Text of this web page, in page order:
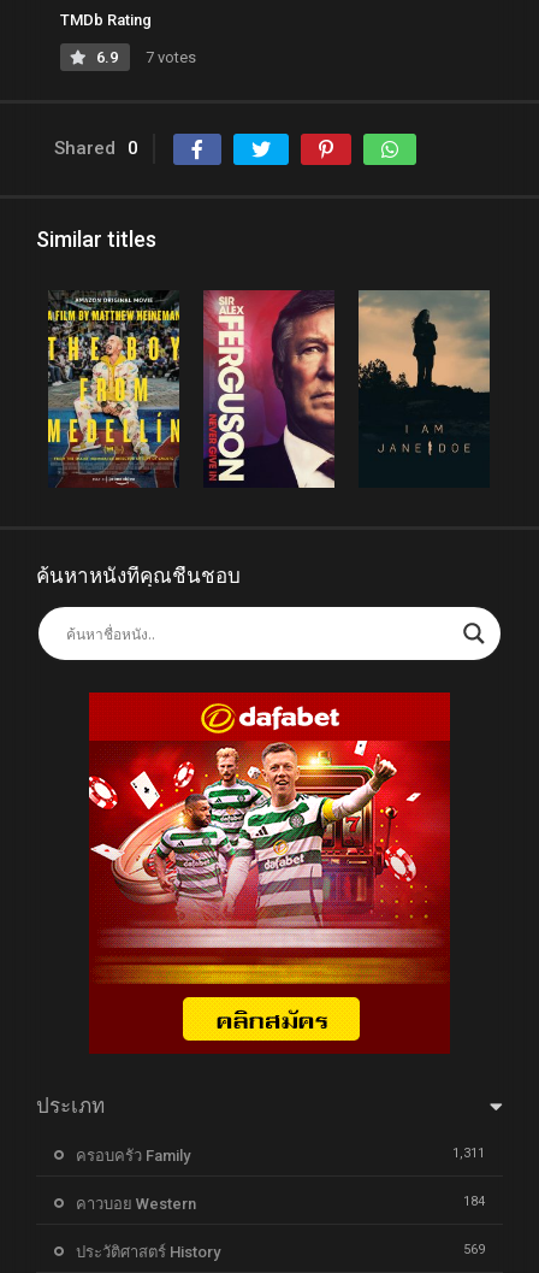
TMDb Rating
6.9 7 votes
Shared 0
Similar titles
ค้นหาหนังที่คุณชื่นชอบ
ประเภท
ครอบครัว Family 1,311
คาวบอย Western 184
ประวัติศาสตร์ History 569